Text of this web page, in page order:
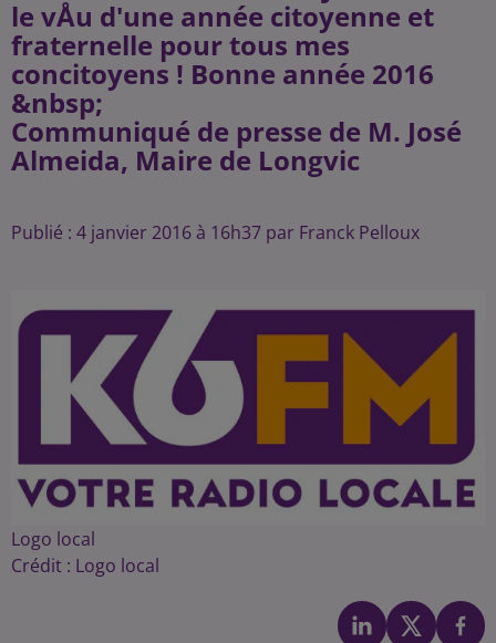
le vÅu d'une année citoyenne et
fraternelle pour tous mes
concitoyens ! Bonne année 2016
&nbsp;
Communiqué de presse de M. José
Almeida, Maire de Longvic
Publié : 4 janvier 2016 à 16h37 par Franck Pelloux
Logo local
Crédit : Logo local